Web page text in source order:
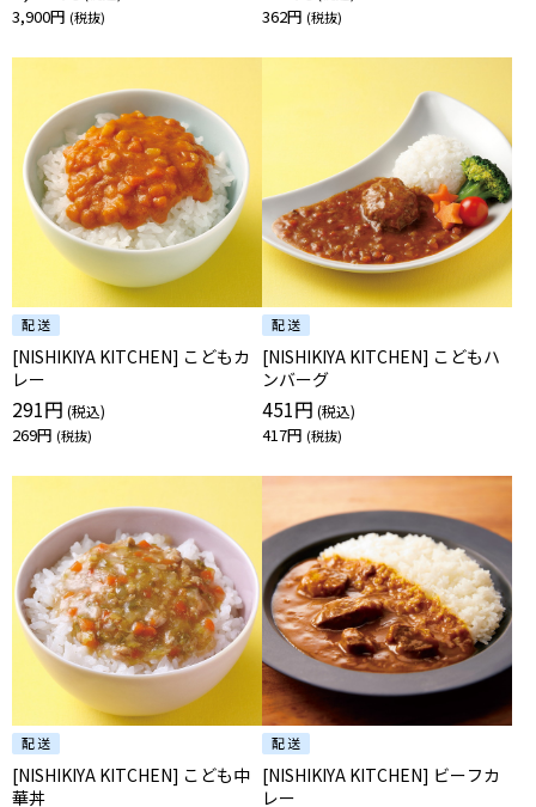
3,900円 362円
[NISHIKIYA KITCHEN] こどもカ
レー
291円
269円
[NISHIKIYA KITCHEN] こどもハ
ンバーグ
451円
417円
[NISHIKIYA KITCHEN] こども中
華丼
[NISHIKIYA KITCHEN] ビーフカ
レー